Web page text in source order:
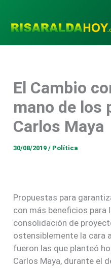
contenido
El Cambio
mano de los
Carlos Maya
30/08/2019/ Política
Propuestas para
con más beneficios para
consolidación de
ostensiblemente la cara
fueron las que planteó
Carlos Maya, durante el